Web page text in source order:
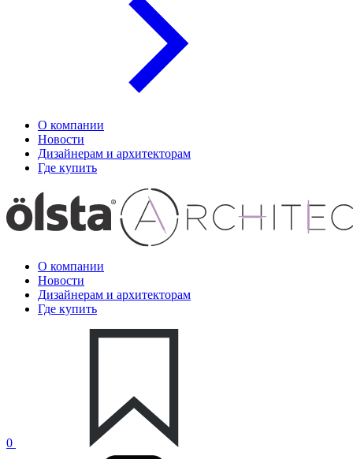
О компании
Новости
Дизайнерам и архитекторам
Где купить
О компании
Новости
Дизайнерам и архитекторам
Где купить
0